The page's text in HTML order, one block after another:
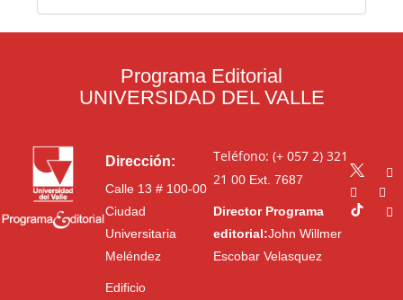
Programa Editorial
UNIVERSIDAD DEL VALLE
Dirección:
Calle 13 # 100-00
Ciudad
Universitaria
Meléndez
Edificio
Teléfono: (+ 057 2) 321
21 00Ext. 7687
Director Programa
editorial:John Willmer
Escobar Velasquez